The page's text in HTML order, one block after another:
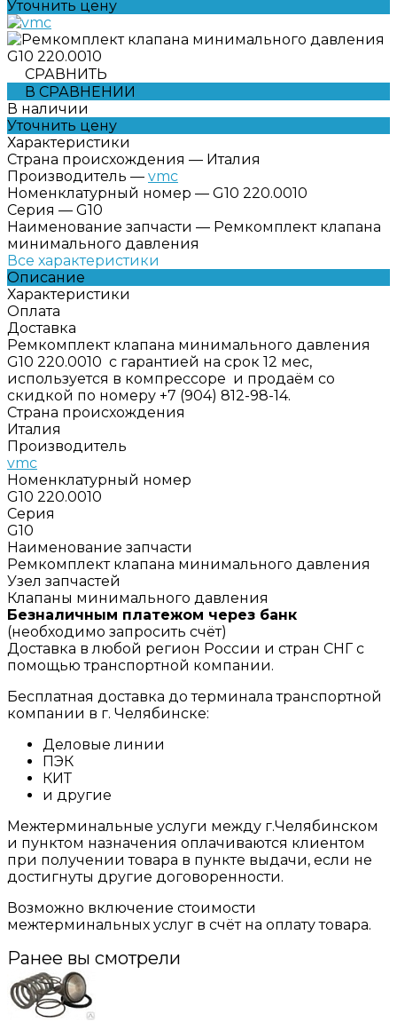
Уточнить цену
СРАВНИТЬ
В СРАВНЕНИИ
В наличии
Уточнить цену
Характеристики
Страна происхождения — Италия
Производитель — vmc
Номенклатурный номер — G10 220.0010
Серия — G10
Наименование запчасти — Ремкомплект клапана
минимального давления
Все характеристики
Описание
Характеристики
Оплата
Доставка
Ремкомплект клапана минимального давления
G10 220.0010 с гарантией на срок 12 мес,
используется в компрессоре и продаём со
скидкой по номеру +7 (904) 812-98-14.
Страна происхождения
Италия
Производитель
vmc
Номенклатурный номер
G10 220.0010
Серия
G10
Наименование запчасти
Ремкомплект клапана минимального давления
Узел запчастей
Клапаны минимального давления
Безналичным платежом через банк
(необходимо запросить счёт)
Доставка в любой регион России и стран СНГ с
помощью транспортной компании.
Бесплатная доставка до терминала транспортной
компании в г. Челябинске:
Деловые линии
ПЭК
КИТ
и другие
Межтерминальные услуги между г.Челябинском
и пунктом назначения оплачиваются клиентом
при получении товара в пункте выдачи, если не
достигнуты другие договоренности.
Возможно включение стоимости
межтерминальных услуг в счёт на оплату товара.
Ранее вы смотрели